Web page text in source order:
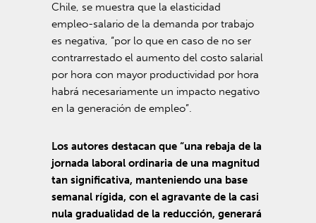
Chile, se muestra que la elasticidad
empleo-salario de la demanda por trabajo
es negativa, “por lo que en caso de no ser
contrarrestado el aumento del costo salarial
por hora con mayor productividad por hora
habrá necesariamente un impacto negativo
en la generación de empleo”.
Los autores destacan que “una rebaja de la
jornada laboral ordinaria de una magnitud
tan significativa, manteniendo una base
semanal rígida, con el agravante de la casi
nula gradualidad de la reducción, generará